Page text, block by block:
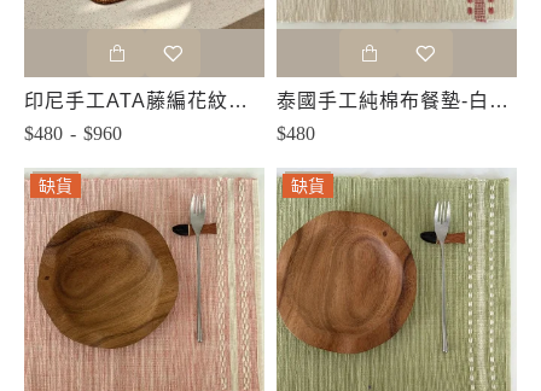
印尼手工ATA藤編花紋餐墊-圓角
$480 - $960
泰國手工純棉布餐墊-白粉色
$480
缺貨
缺貨 缺貨
缺貨